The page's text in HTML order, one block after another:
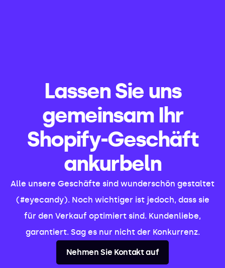
Lassen Sie uns
gemeinsam Ihr
Shopify-Geschäft
ankurbeln
Alle unsere Geschäfte sind wunderschön gestaltet
(#eyecandy). Noch wichtiger ist jedoch, dass sie
für den Verkauf optimiert sind. Kundenliebe,
garantiert. Sag es nur nicht der Konkurrenz.
Nehmen Sie Kontakt auf